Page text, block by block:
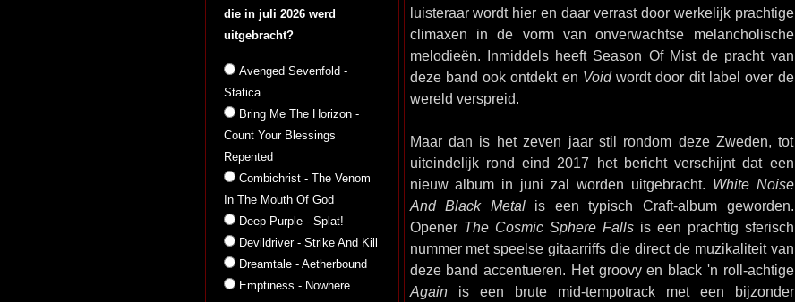
die in juli 2026 werd
uitgebracht?
Avenged Sevenfold -
Statica
Bring Me The Horizon -
Count Your Blessings
Repented
Combichrist - The Venom
In The Mouth Of God
Deep Purple - Splat!
Devildriver - Strike And Kill
Dreamtale - Aetherbound
Emptiness - Nowhere
luisteraar wordt hier en daar verrast door werkelijk prachtige
climaxen in de vorm van onverwachtse melancholische
melodieën. Inmiddels heeft Season Of Mist de pracht van
deze band ook ontdekt en Voidwordt door dit label over de
wereld verspreid.
Maar dan is het zeven jaar stil rondom deze Zweden, tot
uiteindelijk rond eind 2017 het bericht verschijnt dat een
nieuw album in juni zal worden uitgebracht. White Noise
And Black Metalis een typisch Craft-album geworden.
Opener The Cosmic Sphere Fallsis een prachtig sferisch
nummer met speelse gitaarriffs die direct de muzikaliteit van
deze band accentueren. Het groovy en black 'n roll-achtige
Againis een brute mid-tempotrack met een bijzonder